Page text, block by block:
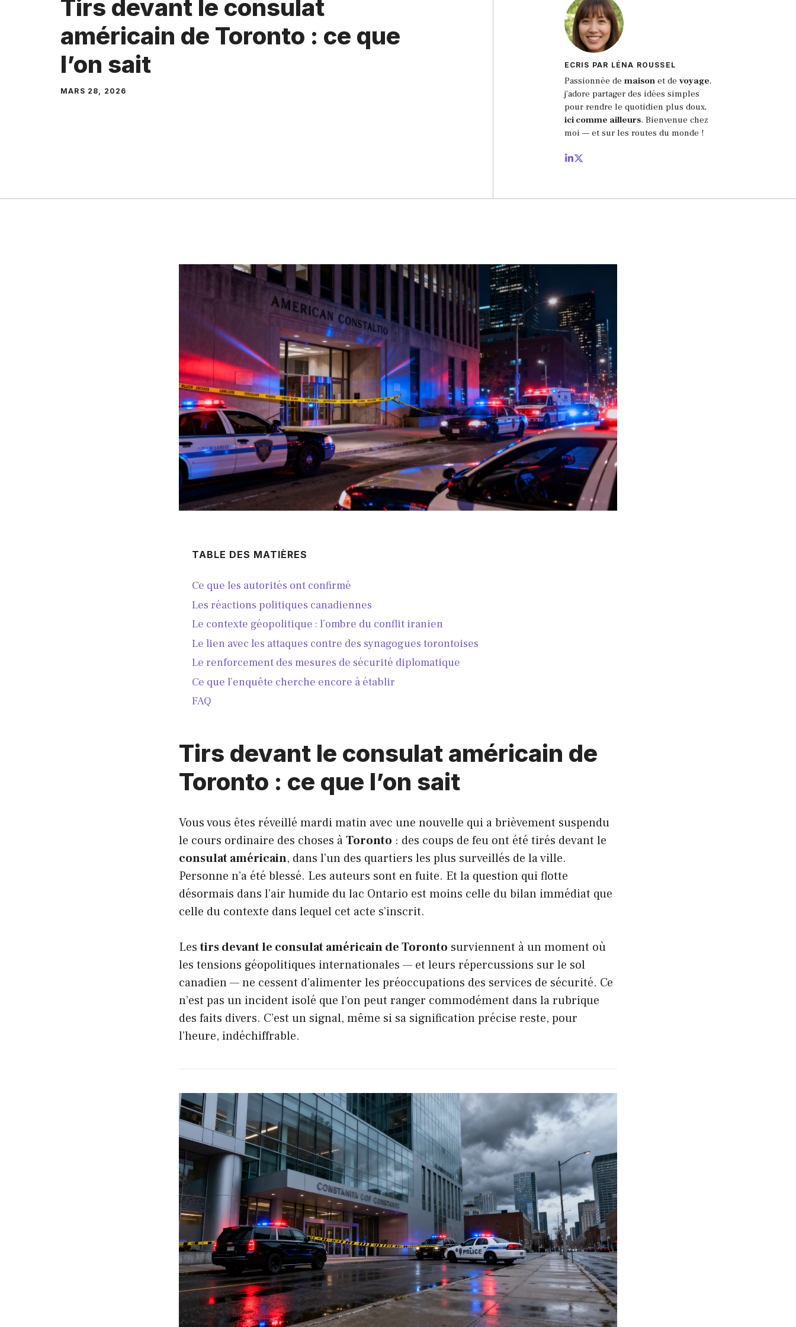
Tirs devant le consulat
américain de Toronto : ce que
l’on sait
MARS 28, 2026
ECRIS PAR LÉNA ROUSSEL
Passionnée de maisonet de voyage,
j’adore partager des idées simples
pour rendre le quotidien plus doux,
ici comme ailleurs. Bienvenue chez
moi — et sur les routes du monde !
TABLE DES MATIÈRES
Ce que les autorités ont confirmé
Les réactions politiques canadiennes
Le contexte géopolitique : l’ombre du conflit iranien
Le lien avec les attaques contre des synagogues torontoises
Le renforcement des mesures de sécurité diplomatique
Ce que l’enquête cherche encore à établir
FAQ
Tirs devant le consulat américain de
Toronto : ce que l’on sait
Vous vous êtes réveillé mardi matin avec une nouvelle qui a brièvement suspendu
le cours ordinaire des choses àToronto : des coups de feu ont été tirés devant le
consulat américain, dans l’un des quartiers les plus surveillés de la ville.
Personne n’a été blessé. Les auteurs sont en fuite. Et la question qui flotte
désormais dans l’air humide du lac Ontario est moins celle du bilan immédiat que
celle du contexte dans lequel cet acte s’inscrit.
Lestirs devant le consulat américain de Toronto surviennent à un moment où
les tensions géopolitiques internationales — et leurs répercussions sur le sol
canadien — ne cessent d’alimenter les préoccupations des services de sécurité. Ce
n’est pas un incident isolé que l’on peut ranger commodément dans la rubrique
des faits divers. C’est un signal, même si sa signification précise reste, pour
l’heure, indéchiffrable.